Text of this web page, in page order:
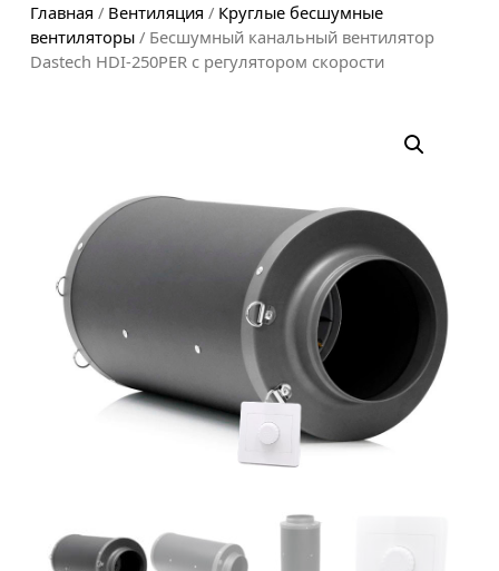
Главная / Вентиляция / Круглые бесшумные
вентиляторы / Бесшумный канальный вентилятор
Dastech HDI-250PER с регулятором скорости